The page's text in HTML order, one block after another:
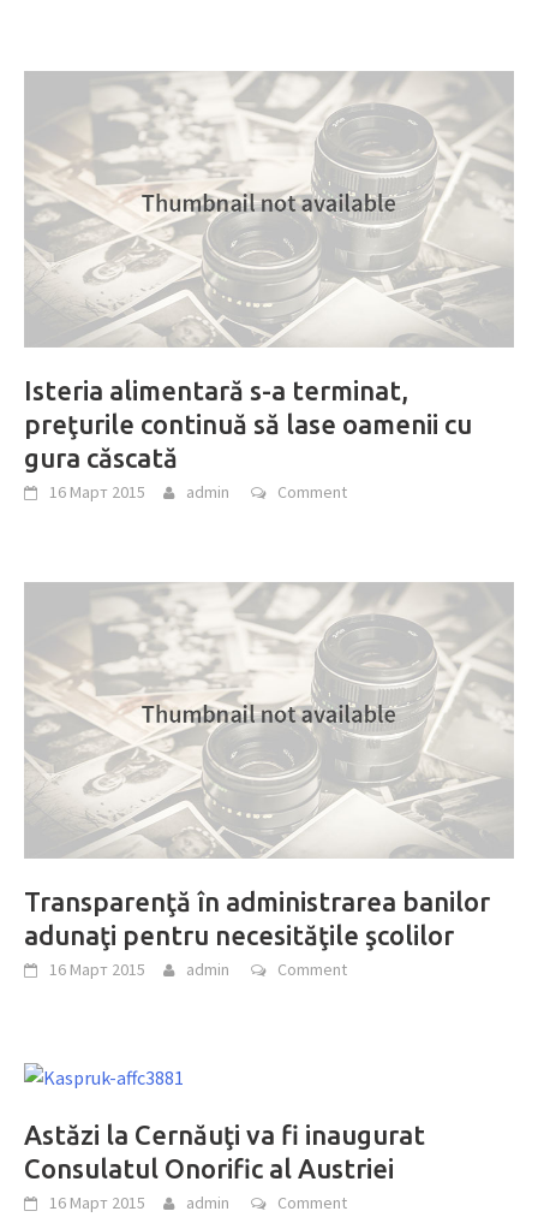
Isteria alimentară s-a terminat,
preţurile continuă să lase oamenii cu
gura căscată
16 Март 2015 admin Comment
Transparenţă în administrarea banilor
adunaţi pentru necesităţile şcolilor
16 Март 2015 admin Comment
Astăzi la Cernăuţi va fi inaugurat
Consulatul Onorific al Austriei
16 Март 2015 admin Comment